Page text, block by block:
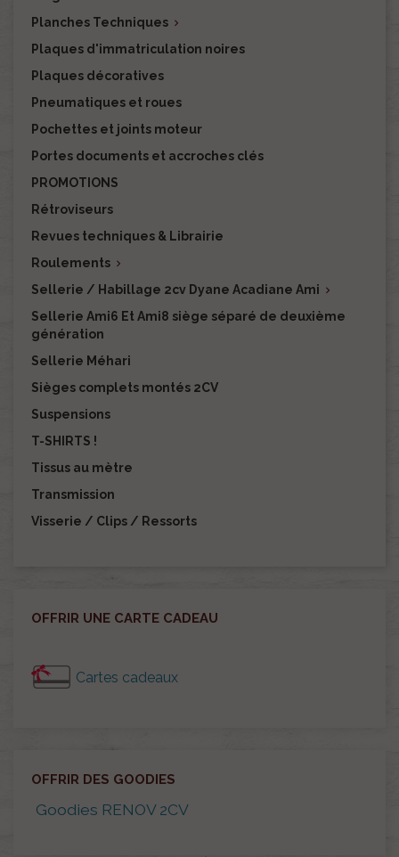
Planches Techniques 
Plaques d'immatriculation noires
Plaques décoratives
Pneumatiques et roues
Pochettes et joints moteur
Portes documents et accroches clés
PROMOTIONS
Rétroviseurs
Revues techniques & Librairie
Roulements 
Sellerie / Habillage 2cv Dyane Acadiane Ami 
Sellerie Ami6 Et Ami8 siège séparé de deuxième
génération
Sellerie Méhari
Sièges complets montés 2CV
Suspensions
T-SHIRTS !
Tissus au mètre
Transmission
Visserie / Clips / Ressorts
OFFRIR UNE CARTE CADEAU
Cartes cadeaux
OFFRIR DES GOODIES
Goodies RENOV 2CV